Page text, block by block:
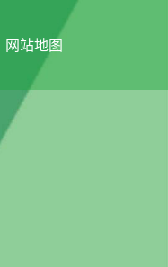
网站地图